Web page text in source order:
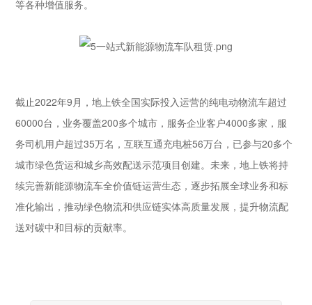
等各种增值服务。
截止2022年9月，地上铁全国实际投入运营的纯电动物流车超过
60000台，业务覆盖200多个城市，服务企业客户4000多家，服
务司机用户超过35万名，互联互通充电桩56万台，已参与20多个
城市绿色货运和城乡高效配送示范项目创建。未来，地上铁将持
续完善新能源物流车全价值链运营生态，逐步拓展全球业务和标
准化输出，推动绿色物流和供应链实体高质量发展，提升物流配
送对碳中和目标的贡献率。